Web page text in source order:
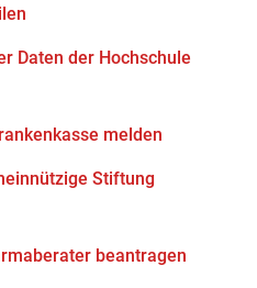
Daten der Hochschule
melden
Stiftung
beantragen